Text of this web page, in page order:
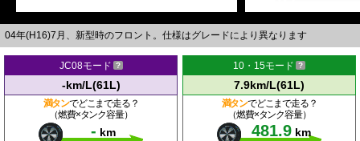
04年(H16)7月、新型時のフロント。仕様はグレードにより異なります
JC08モード
-km/L(61L)
満タンでどこまで走る？
（燃費×タンク容量）
- km
10・15モード
7.9km/L(61L)
満タンでどこまで走る？
（燃費×タンク容量）
481.9 km